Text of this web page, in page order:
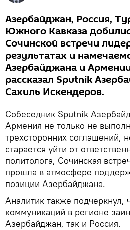
Азербайджан, Россия,
Южного Кавказа
Сочинской встречи
результатах и
Азербайджана и
рассказал Sputnik
Сахиль Искендеров.
Собеседник Sputnik
Армения не только не
трехсторонних соглашений,
старается уйти от
политолога, Сочинская
прошла в атмосфере
позиции Азербайджана.
Аналитик также подчеркнул,
коммуникаций в регионе
Азербайджан, так и Россия.